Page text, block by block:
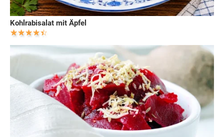
Kohlrabisalat mit Äpfel